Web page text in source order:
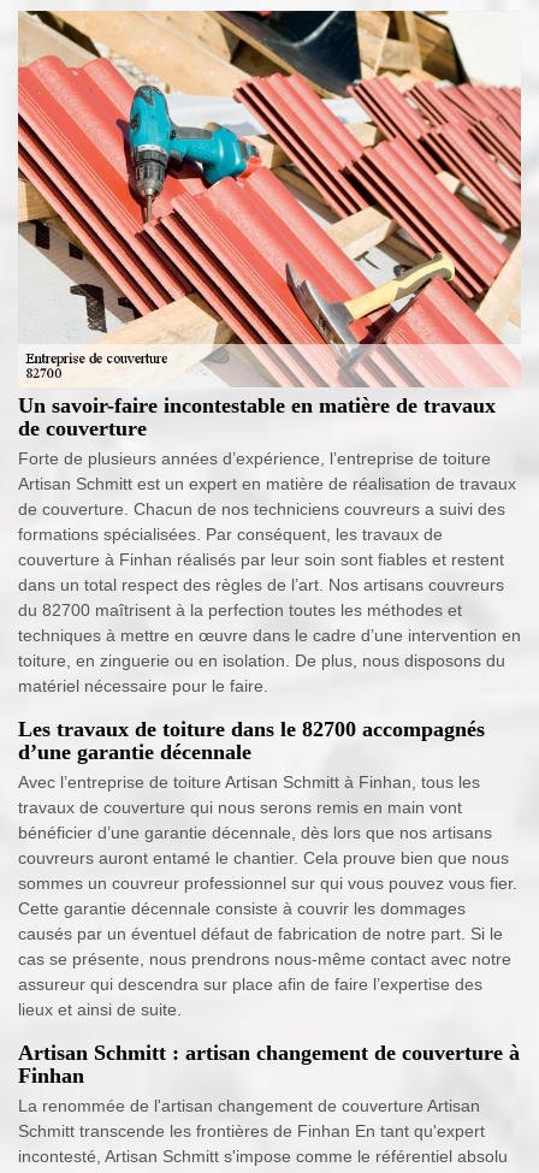
Un savoir-faire incontestable en matière de travaux
de couverture
Forte de plusieurs années d’expérience, l’entreprise de toiture
Artisan Schmitt est un expert en matière de réalisation de travaux
de couverture. Chacun de nos techniciens couvreurs a suivi des
formations spécialisées. Par conséquent, les travaux de
couverture à Finhan réalisés par leur soin sont fiables et restent
dans un total respect des règles de l’art. Nos artisans couvreurs
du 82700 maîtrisent à la perfection toutes les méthodes et
techniques à mettre en œuvre dans le cadre d’une intervention en
toiture, en zinguerie ou en isolation. De plus, nous disposons du
matériel nécessaire pour le faire.
Les travaux de toiture dans le 82700 accompagnés
d’une garantie décennale
Avec l’entreprise de toiture Artisan Schmitt à Finhan, tous les
travaux de couverture qui nous serons remis en main vont
bénéficier d’une garantie décennale, dès lors que nos artisans
couvreurs auront entamé le chantier. Cela prouve bien que nous
sommes un couvreur professionnel sur qui vous pouvez vous fier.
Cette garantie décennale consiste à couvrir les dommages
causés par un éventuel défaut de fabrication de notre part. Si le
cas se présente, nous prendrons nous-même contact avec notre
assureur qui descendra sur place afin de faire l’expertise des
lieux et ainsi de suite.
Artisan Schmitt : artisan changement de couverture à
Finhan
La renommée de l'artisan changement de couverture Artisan
Schmitt transcende les frontières de Finhan En tant qu'expert
incontesté, Artisan Schmitt s'impose comme le référentiel absolu